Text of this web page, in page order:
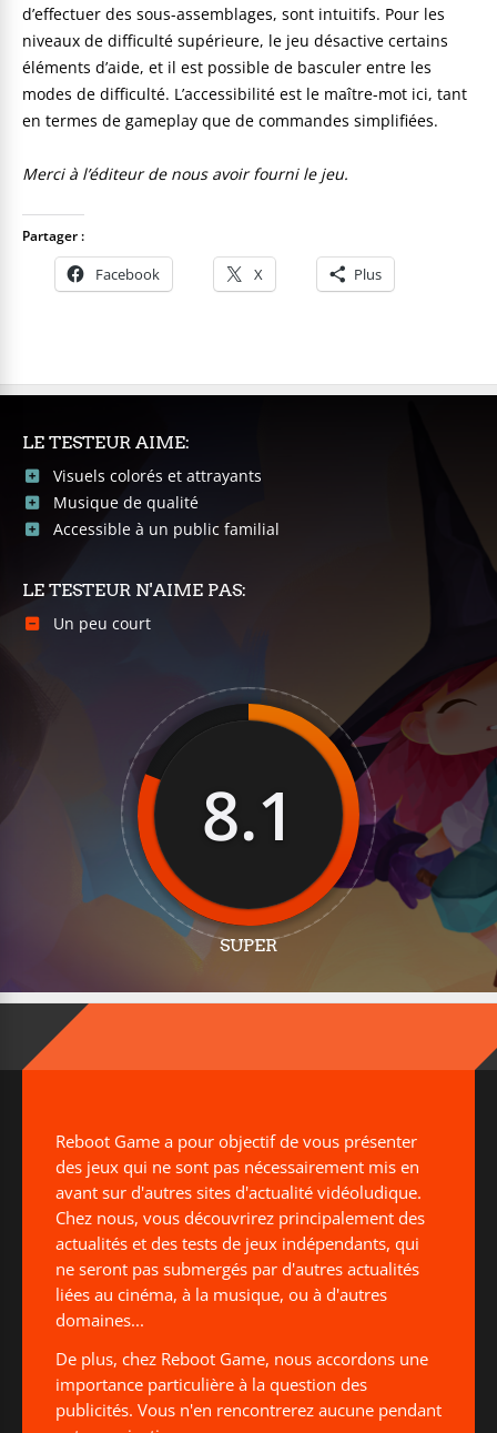
d’effectuer des sous-assemblages, sont intuitifs. Pour les
niveaux de difficulté supérieure, le jeu désactive certains
éléments d’aide, et il est possible de basculer entre les
modes de difficulté. L’accessibilité est le maître-mot ici, tant
en termes de gameplay que de commandes simplifiées.
Merci à l’éditeur de nous avoir fourni le jeu.
Partager :
Facebook X Plus
LE TESTEUR AIME:
Visuels colorés et attrayants
Musique de qualité
Accessible à un public familial
LE TESTEUR N'AIME PAS:
Un peu court
8.1
SUPER
Reboot Game a pour objectif de vous présenter
des jeux qui ne sont pas nécessairement mis en
avant sur d'autres sites d'actualité vidéoludique.
Chez nous, vous découvrirez principalement des
actualités et des tests de jeux indépendants, qui
ne seront pas submergés par d'autres actualités
liées au cinéma, à la musique, ou à d'autres
domaines...
De plus, chez Reboot Game, nous accordons une
importance particulière à la question des
publicités. Vous n'en rencontrerez aucune pendant